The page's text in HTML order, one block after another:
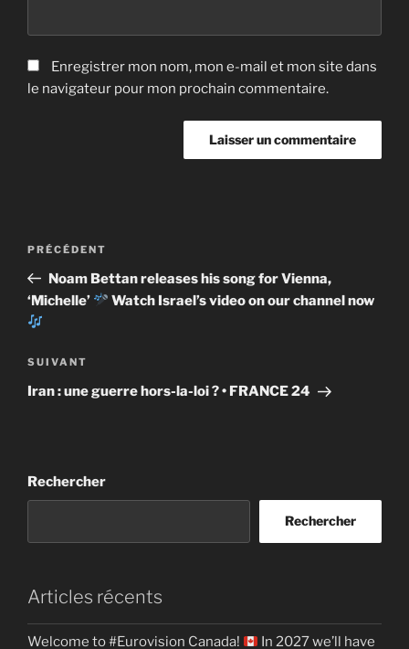
Enregistrer mon nom, mon e-mail et mon site dans
le navigateur pour mon prochain commentaire.
Navigation
l’article
Article
précédent
PRÉCÉDENT
Noam Bettan releases his song for Vienna,
‘Michelle’
Watch Israel’s video on our channel now
Article
suivant
SUIVANT
Iran : une guerre hors-la-loi ? • FRANCE 24
Rechercher
Rechercher
Articles récents
Welcome to #Eurovision Canada!
In 2027 we’ll have